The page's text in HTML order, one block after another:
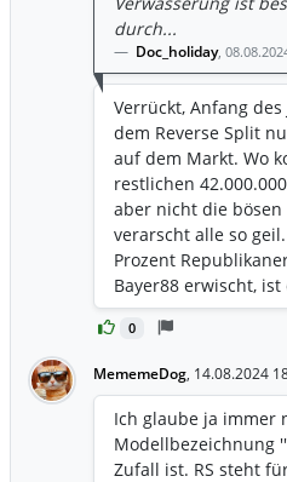
0
durch...
Doc_holiday,
Verrückt, Anfang
dem Reverse Split
auf dem Markt. Wo
restlichen
aber nicht die
verarscht alle so
Prozent
Bayer88 erwischt,
MememeDog, 14.08.2024
Ich glaube ja immer
Modellbezeichnung
Zufall ist. RS steht